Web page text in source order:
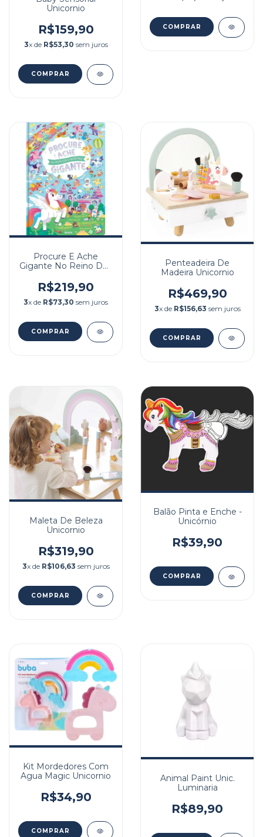
Unicornio
R$159,90
3x de R$53,30 sem juros
Procure E Ache
Gigante No Reino Dos
R$219,90
3x de R$73,30 sem juros
Penteadeira De
Madeira Unicornio
R$469,90
3x de R$156,63 sem juros
Maleta De Beleza
Unicornio
R$319,90
3x de R$106,63 sem juros
Balão Pinta e Enche -
Unicórnio
R$39,90
Kit Mordedores Com
Agua Magic Unicornio
R$34,90
Animal Paint Unic.
Luminaria
R$89,90